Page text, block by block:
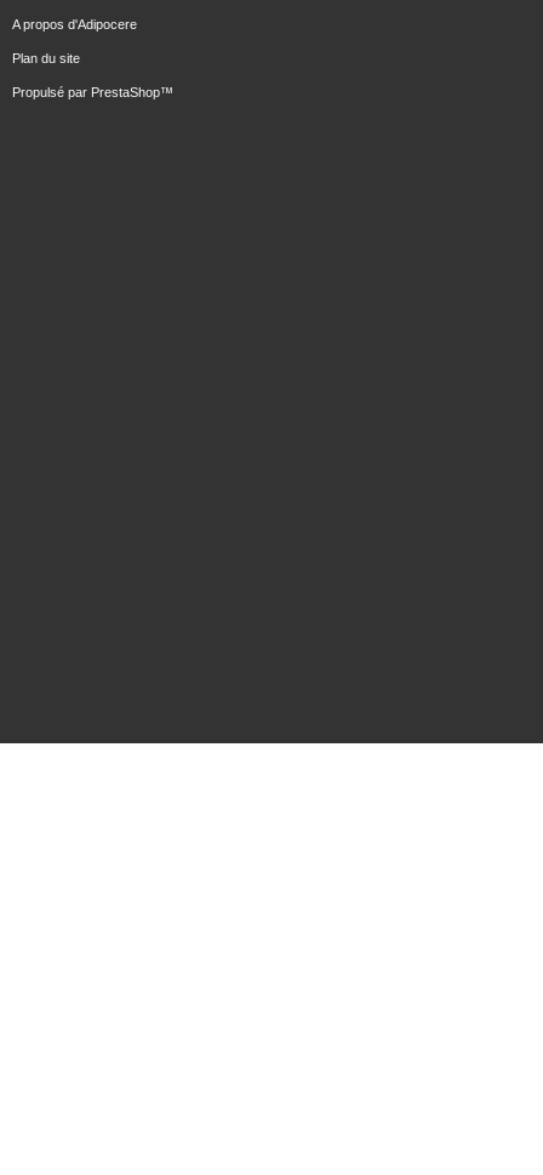
A propos d'Adipocere
Plan du site
Propulsé par PrestaShop™